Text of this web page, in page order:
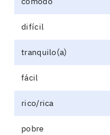
difícil
tranquilo(a)
fácil
rico/rica
pobre